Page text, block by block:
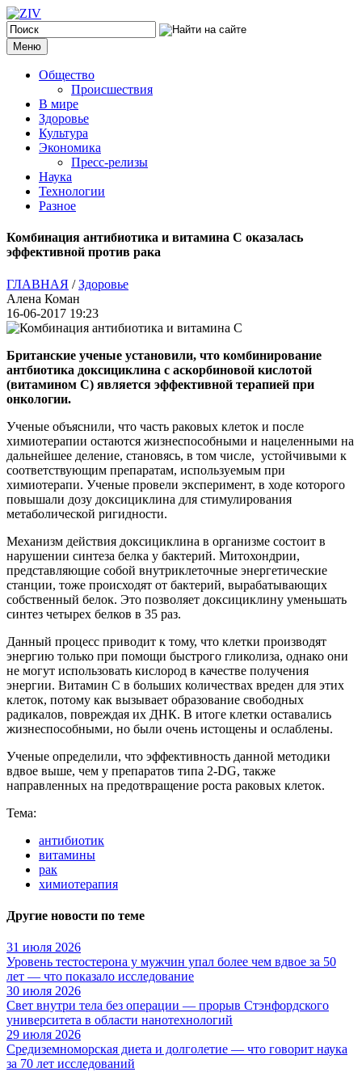
Меню
Общество
Происшествия
В мире
Здоровье
Культура
Экономика
Пресс-релизы
Наука
Технологии
Разное
Комбинация антибиотика и витамина C оказалась
эффективной против рака
ГЛАВНАЯ /Здоровье
Алена Коман
16-06-2017 19:23
Британские ученые установили, что комбинирование
антбиотика доксициклина с аскорбиновой кислотой
(витамином С) является эффективной терапией при
онкологии.
Ученые объяснили, что часть раковых клеток и после
химиотерапии остаются жизнеспособными и нацеленными на
дальнейшее деление, становясь, в том числе, устойчивыми к
соответствующим препаратам, используемым при
химиотерапи. Ученые провели эксперимент, в ходе которого
повышали дозу доксициклина для стимулирования
метаболической ригидности.
Механизм действия доксициклина в организме состоит в
нарушении синтеза белка у бактерий. Митохондрии,
представляющие собой внутриклеточные энергетические
станции, тоже происходят от бактерий, вырабатывающих
собственный белок. Это позволяет доксициклину уменьшать
синтез четырех белков в 35 раз.
Данный процесс приводит к тому, что клетки производят
энергию только при помощи быстрого гликолиза, однако они
не могут использовать кислород в качестве получения
энергии. Витамин С в больших количествах вреден для этих
клеток, потому как вызывает образование свободных
радикалов, повреждая их ДНК. В итоге клетки оставались
жизнеспособными, но были очень истощены и ослаблены.
Ученые определили, что эффективность данной методики
вдвое выше, чем у препаратов типа 2-DG, также
направленных на предотвращение роста раковых клеток.
Тема:
антибиотик
витамины
рак
химиотерапия
Другие новости по теме
31 июля 2026
Уровень тестостерона у мужчин упал более чем вдвое за 50
лет — что показало исследование
30 июля 2026
Свет внутри тела без операции — прорыв Стэнфордского
университета в области нанотехнологий
29 июля 2026
Средиземноморская диета и долголетие — что говорит наука
за 70 лет исследований